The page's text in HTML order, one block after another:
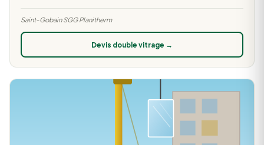
Saint-Gobain SGG Planitherm
Devis double vitrage →